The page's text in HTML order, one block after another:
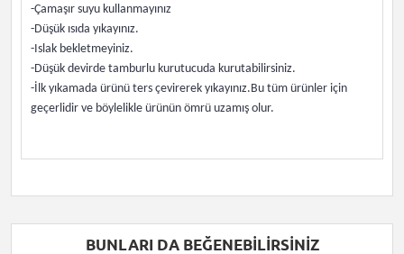
-Çamaşır suyu kullanmayınız
-Düşük ısıda yıkayınız.
-Islak bekletmeyiniz.
-Düşük devirde tamburlu kurutucuda kurutabilirsiniz.
-İlk yıkamada ürünü ters çevirerek yıkayınız.Bu tüm ürünler için
geçerlidir ve böylelikle ürünün ömrü uzamış olur.
BUNLARI DA BEĞENEBILIRSINIZ